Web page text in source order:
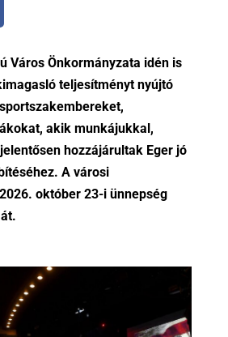
Város Önkormányzata idén is
teljesítményt nyújtó
akik munkájukkal,
hozzájárultak Eger jó
A városi
október 23-i ünnepség